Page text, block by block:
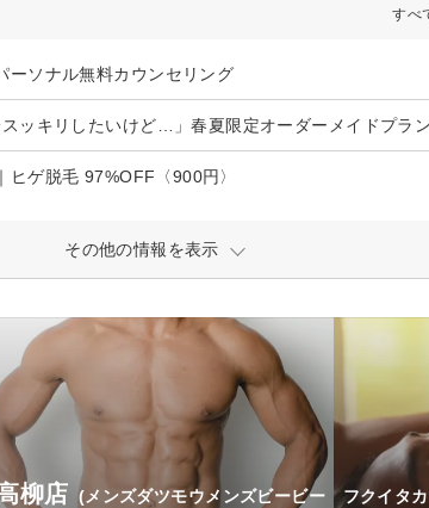
すべ
ーソナル無料カウンセリング
スッキリしたいけど…」春夏限定オーダーメイドプラン
ヒゲ脱毛 97%OFF〈900円〉
その他の情報を表示
柳店 (メンズダツモウメンズビービー フクイタ